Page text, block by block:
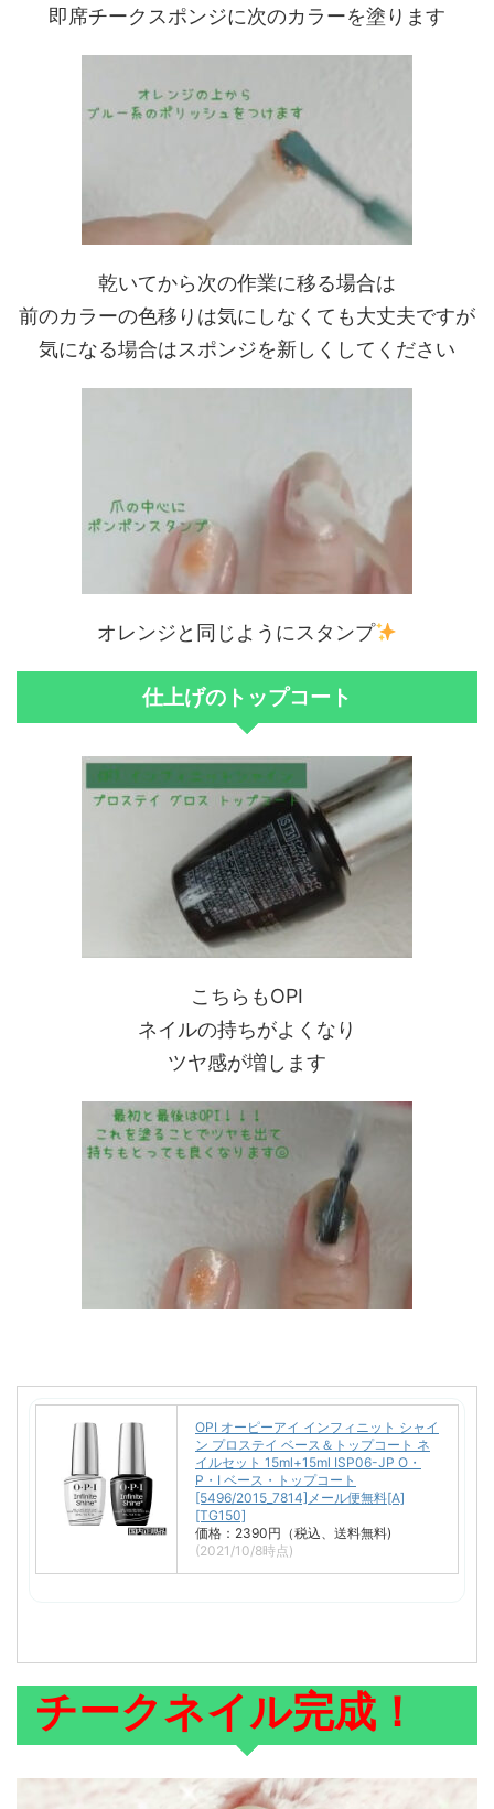
即席チークスポンジに次のカラーを塗ります
乾いてから次の作業に移る場合は
前のカラーの色移りは気にしなくても大丈夫ですが
気になる場合はスポンジを新しくしてください
オレンジと同じようにスタンプ
仕上げのトップコート
こちらもOPI
ネイルの持ちがよくなり
ツヤ感が増します
OPI オーピーアイ インフィニット シャイ
ン プロステイ ベース＆トップコート ネ
イルセット 15ml+15ml ISP06-JP O・
P・I ベース・トップコート
[5496/2015_7814]メール便無料[A]
[TG150]
価格：2390円（税込、送料無料)
(2021/10/8時点)
チークネイル完成！